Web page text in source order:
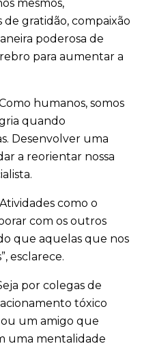
mesmos,
gratidão, compaixão
poderosa de
para aumentar a
humanos, somos
quando
Desenvolver uma
a reorientar nossa
como o
com os outros
que aquelas que nos
esclarece.
por colegas de
tóxico
um amigo que
uma mentalidade